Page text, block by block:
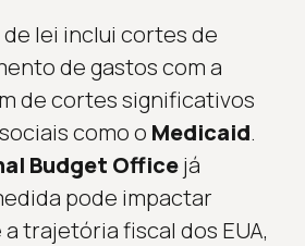
lei inclui cortes de
de gastos com a
de cortes significativos
como o Medicaid.
Budget Officejá
pode impactar
trajetória fiscal dos EUA,